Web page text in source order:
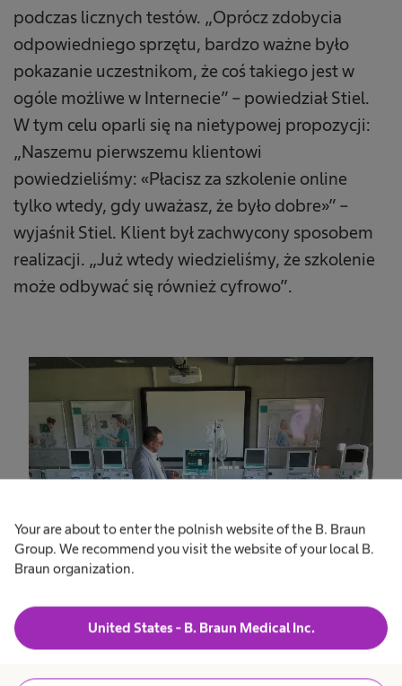
Your are about to enter the polnish website of the B. Braun
Group. We recommend you visit the website of your local B.
Braun organization.
United States - B. Braun Medical Inc.
podczas licznych testów. „Oprócz zdobycia
odpowiedniego sprzętu, bardzo ważne było
pokazanie uczestnikom, że coś takiego jest w
ogóle możliwe w Internecie” – powiedział Stiel.
W tym celu oparli się na nietypowej propozycji:
„Naszemu pierwszemu klientowi
powiedzieliśmy: «Płacisz za szkolenie online
tylko wtedy, gdy uważasz, że było dobre»” –
wyjaśnił Stiel. Klient był zachwycony sposobem
realizacji. „Już wtedy wiedzieliśmy, że szkolenie
może odbywać się również cyfrowo”.